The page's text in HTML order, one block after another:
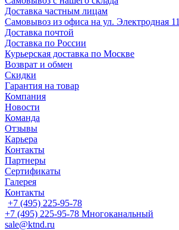
Доставка частным лицам
Самовывоз из офиса на ул. Электродная 11
Доставка почтой
Доставка по России
Курьерская доставка по Москве
Возврат и обмен
Скидки
Гарантия на товар
Компания
Новости
Команда
Отзывы
Карьера
Контакты
Партнеры
Сертификаты
Галерея
Контакты
+7 (495) 225-95-78
+7 (495) 225-95-78 Многоканальный
sale@ktnd.ru